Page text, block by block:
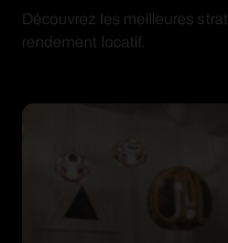
Découvrez les meilleures
rendement locatif.